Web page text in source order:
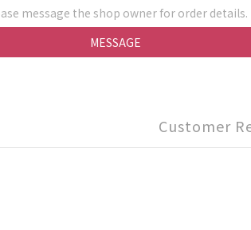
message the shop owner for order details.
MESSAGE
Customer